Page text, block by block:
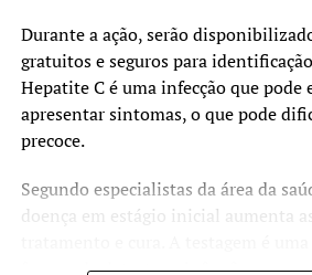
Durante a ação, serão
gratuitos e seguros para
Hepatite C é uma infecção que pode
apresentar sintomas, o que pode
precoce.
Segundo especialistas da área da
doença em estágio inicial aumenta
formas de detectar a infecção e